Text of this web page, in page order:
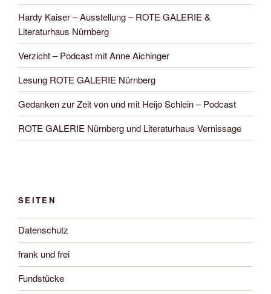
Hardy Kaiser – Ausstellung – ROTE GALERIE &
Literaturhaus Nürnberg
Verzicht – Podcast mit Anne Aichinger
Lesung ROTE GALERIE Nürnberg
Gedanken zur Zeit von und mit Heijo Schlein – Podcast
ROTE GALERIE Nürnberg und Literaturhaus Vernissage
SEITEN
Datenschutz
frank und frei
Fundstücke